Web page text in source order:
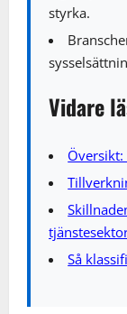
styrka.
Vidare
Så